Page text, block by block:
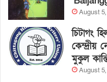
August
চিটাগং
কেন্দ্রীয়
মুকুল
August